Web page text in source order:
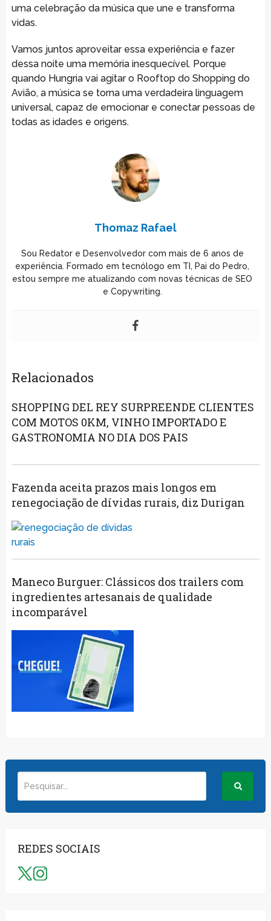
uma celebração da música que une e transforma
vidas.
Vamos juntos aproveitar essa experiência e fazer
dessa noite uma memória inesquecível. Porque
quando Hungria vai agitar o Rooftop do Shopping do
Avião, a música se torna uma verdadeira linguagem
universal, capaz de emocionar e conectar pessoas de
todas as idades e origens.
Thomaz Rafael
Sou Redator e Desenvolvedor com mais de 6 anos de
experiência. Formado em tecnólogo em TI, Pai do Pedro,
estou sempre me atualizando com novas técnicas de SEO
e Copywriting.
Relacionados
SHOPPING DEL REY SURPREENDE CLIENTES
COM MOTOS 0KM, VINHO IMPORTADO E
GASTRONOMIA NO DIA DOS PAIS
Fazenda aceita prazos mais longos em
renegociação de dívidas rurais, diz Durigan
Maneco Burguer: Clássicos dos trailers com
ingredientes artesanais de qualidade
incomparável
REDES SOCIAIS